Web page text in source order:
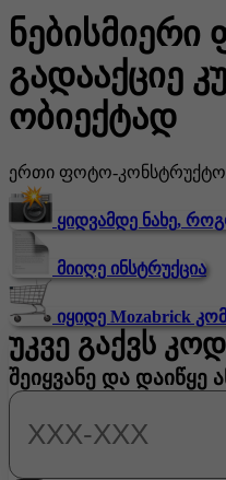
გადააქციე
ობიექტად
ერთი ფოტო-
ყიდვამდე ნახე,
მიიღე ინსტრუქცია
იყიდე Mozabrick
უკვე გაქვს
შეიყვანე და დაიწყე